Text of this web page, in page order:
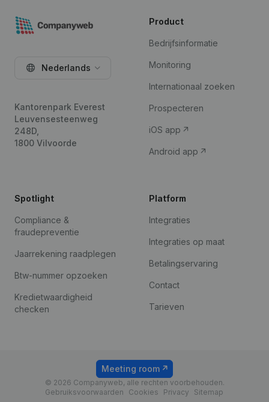
Nederlands
Kantorenpark Everest
Leuvensesteenweg
248D,
1800 Vilvoorde
Product
Bedrijfsinformatie
Monitoring
Internationaal zoeken
Prospecteren
iOS app
Android app
Spotlight
Compliance &
fraudepreventie
Jaarrekening raadplegen
Btw-nummer opzoeken
Kredietwaardigheid
checken
Platform
Integraties
Integraties op maat
Betalingservaring
Contact
Tarieven
© 2026 Companyweb, alle rechten voorbehouden.
Gebruiksvoorwaarden
Cookies Privacy Sitemap
Meeting room